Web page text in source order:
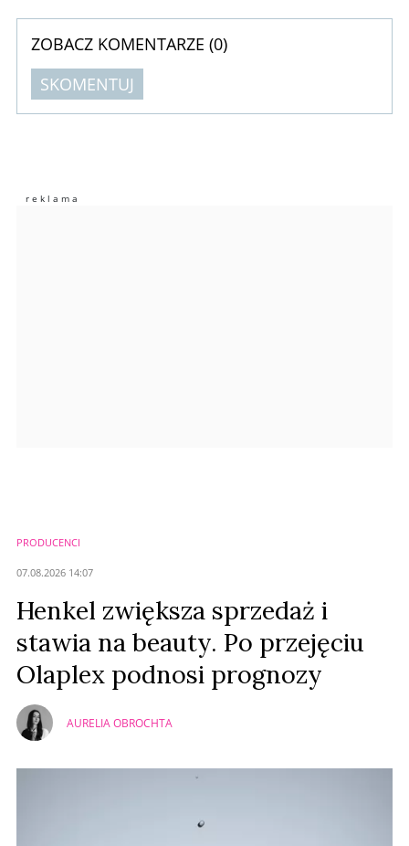
ZOBACZ KOMENTARZE (0)
SKOMENTUJ
Imię (Wymagane)
PRODUCENCI
07.08.2026 14:07
Henkel zwiększa sprzedaż i
stawia na beauty. Po przejęciu
Olaplex podnosi prognozy
AURELIA OBROCHTA